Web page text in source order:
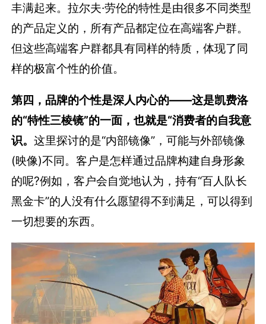
丰满起来。拉尔夫·劳伦的特性是由很多不同类型
的产品定义的，所有产品都定位在高端客户群。
但这些高端客户群都具有同样的特质，体现了同
样的极富个性的价值。
第四，品牌的个性是深人内心的——这是凯费洛
的“特性三棱镜”的一面，也就是“消费者的自我意
识。这里探讨的是“内部镜像”，可能与外部镜像
(映像)不同。客户是怎样通过品牌构建自身形象
的呢?例如，客户会自觉地认为，持有“百人队长
黑金卡”的人没有什么愿望得不到满足，可以得到
一切想要的东西。